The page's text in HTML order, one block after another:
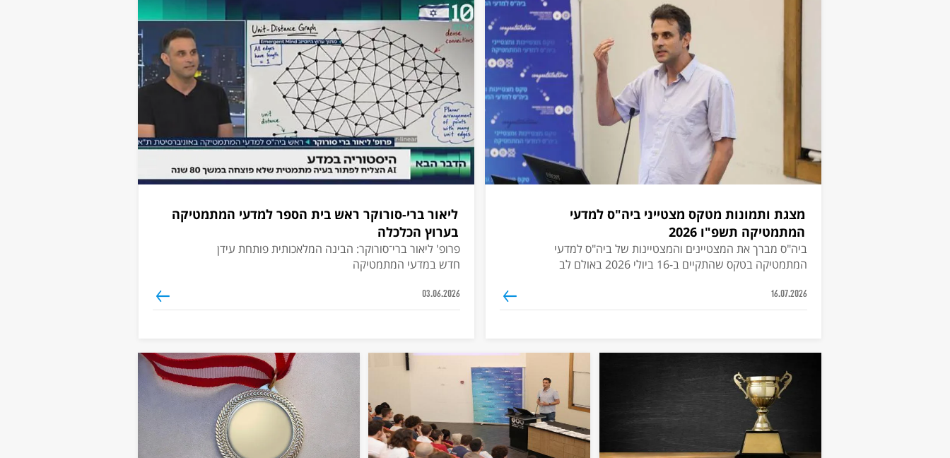
16.07.2026
מצגת ותמונות מטקס מצטייני ביה"ס למדעי
המתמטיקה תשפ"ו 2026
ביה"ס מברך את המצטיינים והמצטיינות של ביה"ס למדעי
המתמטיקה בטקס שהתקיים ב-16 ביולי 2026 באולם לב
03.06.2026
ליאור ברי-סורוקר ראש בית הספר למדעי המתמטיקה
בערוץ הכלכלה
פרופ' ליאור ברי־סורוקר: הבינה המלאכותית פותחת עידן
חדש במדעי המתמטיקה